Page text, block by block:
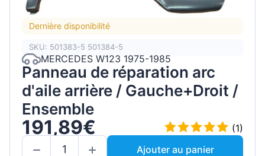
Dernière disponibilité
SKU: 501383-5 501384-5
MERCEDES W123 1975-1985
Panneau de réparation arc
d'aile arrière / Gauche+Droit /
Ensemble
191,89€
(1)
Ajouter au panier